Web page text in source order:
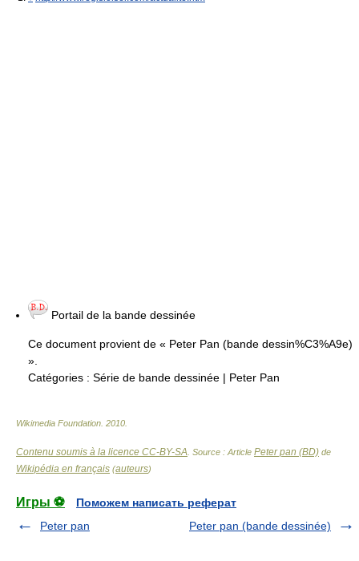
Portail de la bande dessinée
Ce document provient de « Peter Pan (bande dessin%C3%A9e)
».
Catégories : Série de bande dessinée | Peter Pan
Wikimedia Foundation 2010
Contenu soumis à la licence CC-BY-SA . Source : Article Peter pan (BD) de
Wikipédia en français (auteurs)
Игры ⚽
Поможем написать реферат
Peter pan
Peter pan (bande dessinée)